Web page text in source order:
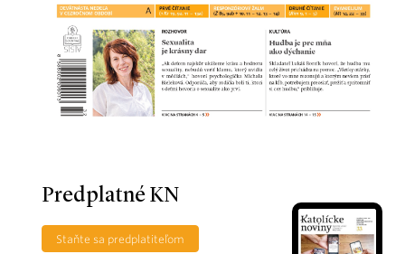
Predplatné KN
Staňte sa predplatiteľom